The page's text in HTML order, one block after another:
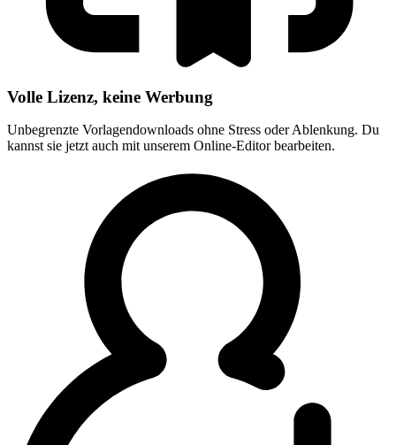
Volle Lizenz, keine Werbung
Unbegrenzte Vorlagendownloads ohne Stress oder Ablenkung. Du
kannst sie jetzt auch mit unserem Online-Editor bearbeiten.